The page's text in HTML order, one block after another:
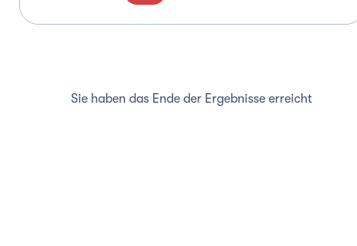
Sie haben das Ende der Ergebnisse erreicht